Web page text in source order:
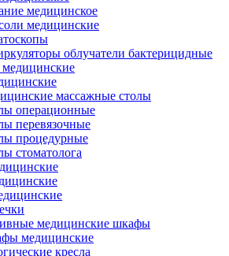
медицинское
медицинские
облучатели бактерицидные
массажные столы
операционные
перевязочные
процедурные
стоматолога
медицинские шкафы
медицинские
кресла